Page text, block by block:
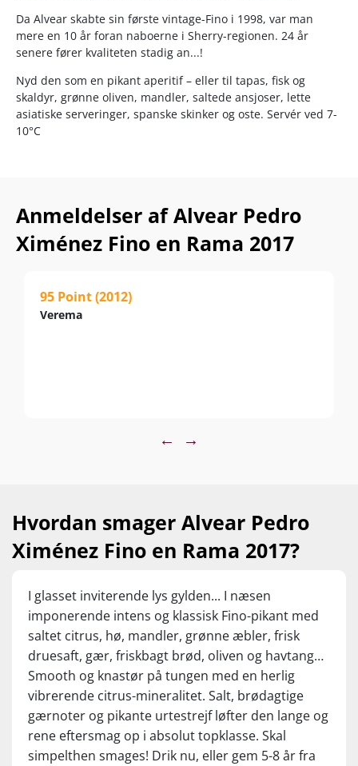
Da Alvear skabte sin første vintage-Fino i 1998, var man
mere en 10 år foran naboerne i Sherry-regionen. 24 år
senere fører kvaliteten stadig an...!
Nyd den som en pikant aperitif – eller til tapas, fisk og
skaldyr, grønne oliven, mandler, saltede ansjoser, lette
asiatiske serveringer, spanske skinker og oste. Servér ved 7-
10°C
Anmeldelser af Alvear Pedro
Ximénez Fino en Rama 2017
95 Point (2012)
Verema
← →
Hvordan smager Alvear Pedro
Ximénez Fino en Rama 2017?
I glasset inviterende lys gylden... I næsen
imponerende intens og klassisk Fino-pikant med
saltet citrus, hø, mandler, grønne æbler, frisk
druesaft, gær, friskbagt brød, oliven og havtang…
Smooth og knastør på tungen med en herlig
vibrerende citrus-mineralitet. Salt, brødagtige
gærnoter og pikante urtestrejf løfter den lange og
rene eftersmag op i absolut topklasse. Skal
simpelthen smages! Drik nu, eller gem 5-8 år fra